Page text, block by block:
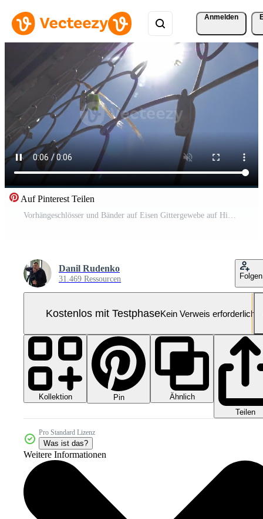
Anmelden
Auf Pinterest Teilen
Vorhängeschlösser und Bänder auf Eisen Gittergewebe auf Himmel und Sonne Hintergrund Pro Video
Danil Rudenko
31.469 Ressourcen Folgen
Kostenlos mit TestphaseKein Verweis erforderlich
Kollektion Pin
Ähnlich
Teilen
Pro Standard Lizenz
Was ist das?
Weitere Informationen